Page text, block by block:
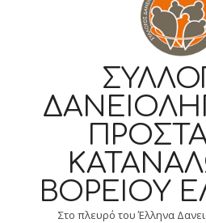
ΒΟΡΕΊΟΥ
Στο πλευρό του Έλληνα